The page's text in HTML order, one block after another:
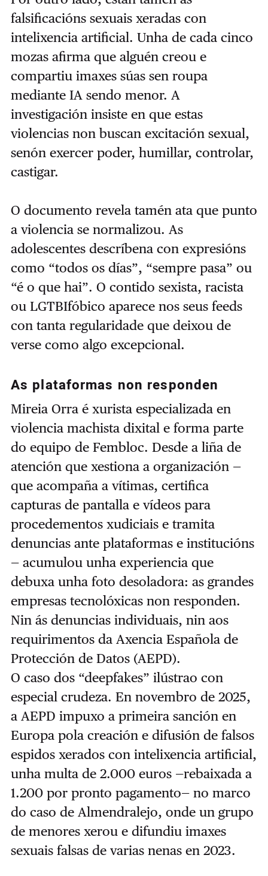
falsificacións sexuais xeradas con
intelixencia artificial. Unha de cada cinco
mozas afirma que alguén creou e
compartiu imaxes súas sen roupa
mediante IA sendo menor. A
investigación insiste en que estas
violencias non buscan excitación sexual,
senón exercer poder, humillar, controlar,
castigar.
O documento revela tamén ata que punto
a violencia se normalizou. As
adolescentes descríbena con expresións
como “todos os días”, “sempre pasa” ou
“é o que hai”. O contido sexista, racista
ou LGTBIfóbico aparece nos seus feeds
con tanta regularidade que deixou de
verse como algo excepcional.
As plataformas non responden
Mireia Orra é xurista especializada en
violencia machista dixital e forma parte
do equipo de Fembloc. Desde a liña de
atención que xestiona a organización —
que acompaña a vítimas, certifica
capturas de pantalla e vídeos para
procedementos xudiciais e tramita
denuncias ante plataformas e institucións
— acumulou unha experiencia que
debuxa unha foto desoladora: as grandes
empresas tecnolóxicas non responden.
Nin ás denuncias individuais, nin aos
requirimentos da Axencia Española de
Protección de Datos (AEPD).
O caso dos “deepfakes” ilústrao con
especial crudeza. En novembro de 2025,
a AEPD impuxo a primeira sanción en
Europa pola creación e difusión de falsos
espidos xerados con intelixencia artificial,
unha multa de 2.000 euros —rebaixada a
1.200 por pronto pagamento— no marco
do caso de Almendralejo, onde un grupo
de menores xerou e difundiu imaxes
sexuais falsas de varias nenas en 2023.